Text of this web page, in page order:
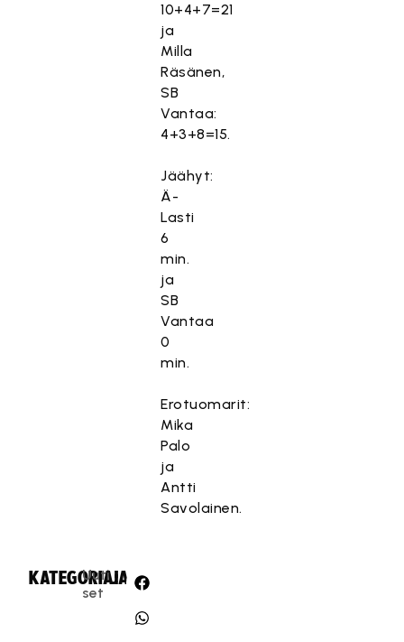
10+4+7=21
ja
Milla
Räsänen,
SB
Vantaa:
4+3+8=15.
Jäähyt:
Ä-
Lasti
6
min.
ja
SB
Vantaa
0
min.
Erotuomarit:
Mika
Palo
ja
Antti
Savolainen.
KATEGORIA:
Uuti
set
JAA: